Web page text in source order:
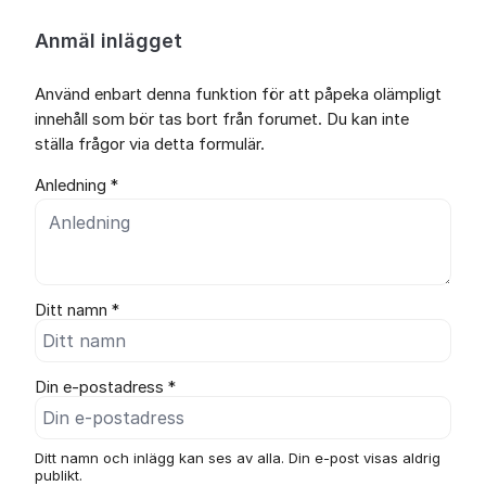
Anmäl inlägget
Använd enbart denna funktion för att påpeka olämpligt
innehåll som bör tas bort från forumet. Du kan inte
ställa frågor via detta formulär.
Anledning *
Ditt namn *
Din e-postadress *
Ditt namn och inlägg kan ses av alla. Din e-post visas aldrig
publikt.